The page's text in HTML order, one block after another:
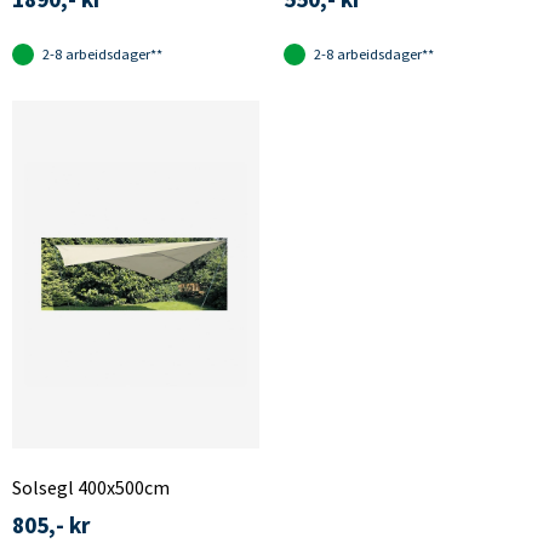
2-8 arbeidsdager** 2-8 arbeidsdager**
Solsegl 400x500cm
805,- kr